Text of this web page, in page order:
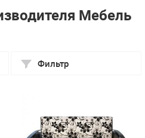
Мебель
Фильтр